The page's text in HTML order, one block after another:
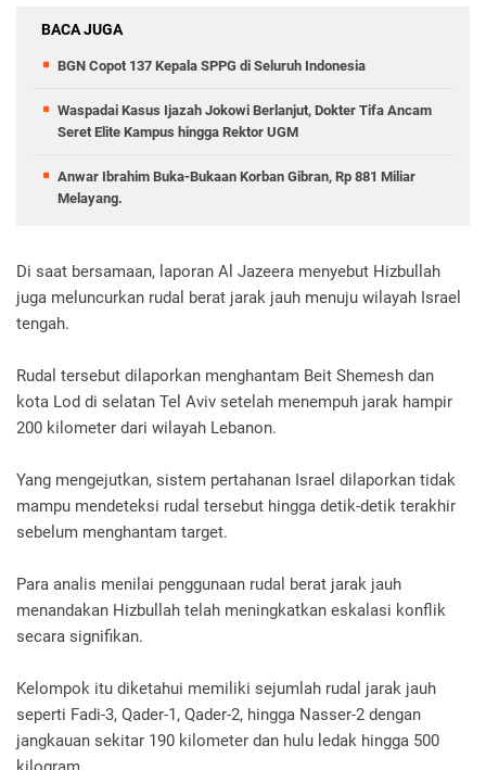
BACA JUGA
BGN Copot 137 Kepala SPPG di Seluruh Indonesia
Waspadai Kasus Ijazah Jokowi Berlanjut, Dokter Tifa Ancam
Seret Elite Kampus hingga Rektor UGM
Anwar Ibrahim Buka-Bukaan Korban Gibran, Rp 881 Miliar
Melayang.
Di saat bersamaan, laporan Al Jazeera menyebut Hizbullah
juga meluncurkan rudal berat jarak jauh menuju wilayah Israel
tengah.
Rudal tersebut dilaporkan menghantam Beit Shemesh dan
kota Lod di selatan Tel Aviv setelah menempuh jarak hampir
200 kilometer dari wilayah Lebanon.
Yang mengejutkan, sistem pertahanan Israel dilaporkan tidak
mampu mendeteksi rudal tersebut hingga detik-detik terakhir
sebelum menghantam target.
Para analis menilai penggunaan rudal berat jarak jauh
menandakan Hizbullah telah meningkatkan eskalasi konflik
secara signifikan.
Kelompok itu diketahui memiliki sejumlah rudal jarak jauh
seperti Fadi-3, Qader-1, Qader-2, hingga Nasser-2 dengan
jangkauan sekitar 190 kilometer dan hulu ledak hingga 500